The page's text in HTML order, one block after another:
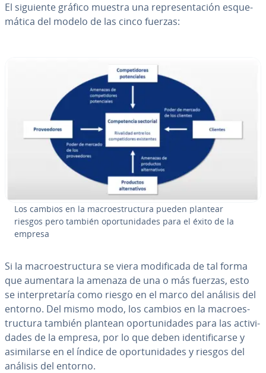
El siguiente gráfico muestra una re­pre­se­n­ta­ción es­que­
má­ti­ca del modelo de las cinco fuerzas:
Los cambios en la ma­croe­s­tru­c­tu­ra pueden plantear
riesgos pero también opo­r­tu­ni­da­des para el éxito de la
empresa
Si la ma­croe­s­tru­c­tu­ra se viera mo­di­fi­ca­da de tal forma
que aumentara la amenaza de una o más fuerzas, esto
se in­te­r­pre­ta­ría como riesgo en el marco del análisis del
entorno. Del mismo modo, los cambios en la ma­croe­s­
tru­c­tu­ra también plantean opo­r­tu­ni­da­des para las ac­ti­vi­
da­des de la empresa, por lo que deben ide­n­ti­fi­car­se y
asi­mi­lar­se en el índice de opo­r­tu­ni­da­des y riesgos del
análisis del entorno.